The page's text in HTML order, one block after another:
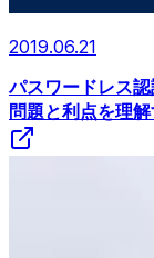
2019.06.21
パスワードレス
問題と利点を理